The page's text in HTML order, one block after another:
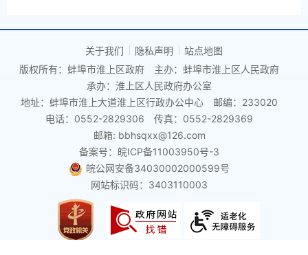
关于我们 隐私声明
站点地图
版权所有：蚌埠市淮上区政府
主办：蚌埠市淮上区人民政府
承办：淮上区人民政府办公室
地址：蚌埠市淮上大道淮上区行政办公中心
邮编：233020
电话：0552-2829306
传真：0552-2829369
邮箱: bbhsqxx@126.com
备案号：皖ICP备11003950号-3
皖公网安备34030002000599号
网站标识码：3403110003